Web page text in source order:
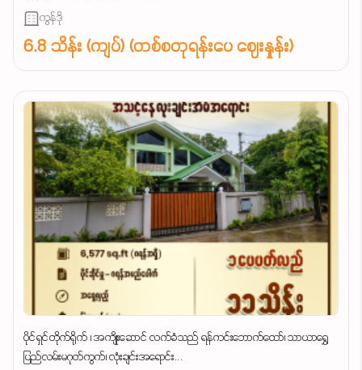
ကွန်ဒို
6.8 သိန်း (ကျပ်) (တစ်စတုရန်းပေ ဈေးနှုန်း)
ပိုင်ရှင်တိုက်ရိုက် ၊ အကျိုးဆောင် လက်ခံသည် ရန်ကင်းဘောက်ထော်၊ သာယာရွှေ
ပြည်လမ်းမဂုတ်ကွက်၊ လုံးချင်းအရောင်း...